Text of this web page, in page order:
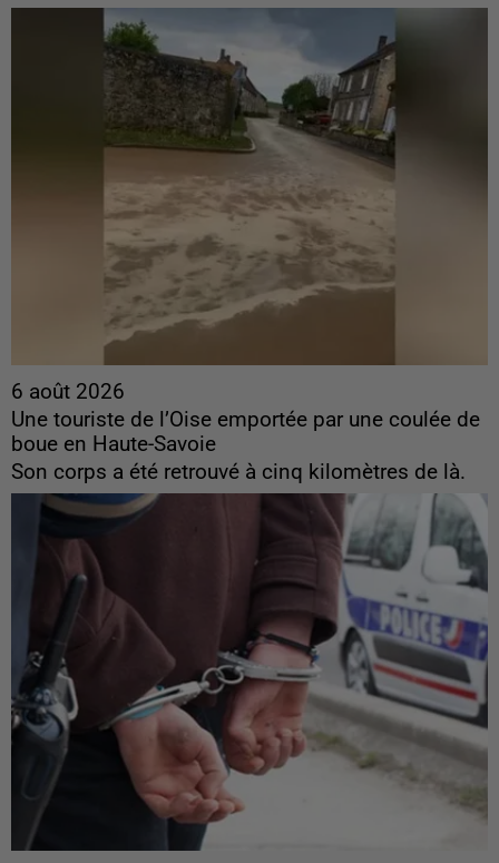
6 août 2026
Une touriste de l’Oise emportée par une coulée de
boue en Haute-Savoie
Son corps a été retrouvé à cinq kilomètres de là.